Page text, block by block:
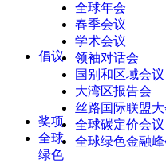
倡议
奖项
全球
绿色
全球年会
春季会议
学术会议
领袖对话会
国别和区域会议
大湾区报告会
丝路国际联盟大
全球碳定价会议
全球绿色金融峰